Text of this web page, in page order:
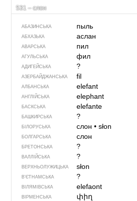
531 – слон
АБАЗИНСЬКА пыль
АБХАЗЬКА аслан
АВАРСЬКА пил
АГУЛЬСЬКА фил
АДИГЕЙСЬКА ?
АЗЕРБАЙДЖАНСЬКА fil
АЛБАНСЬКА elefant
АНГЛІЙСЬКА elephant
БАСКСЬКА elefante
БАШКИРСЬКА ?
БІЛОРУСЬКА слон• słon
БОЛГАРСЬКА слон
БРЕТОНСЬКА ?
ВАЛЛІЙСЬКА ?
ВЕРХНЬОЛУЖИЦЬКА słon
В’ЄТНАМСЬКА ?
ВІЛЯМІВСЬКА elefaont
ВІРМЕНСЬКА փիղ